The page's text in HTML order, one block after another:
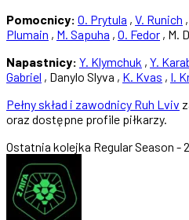
Pomocnicy: O. Prytula , V. Runich ,
Plumain , M. Sapuha , O. Fedor , M.
Napastnicy: Y. Klymchuk , Y.
Gabriel , Danylo Slyva , K. Kvas , I.
Pełny skład i zawodnicy Ruh Lviv
oraz dostępne profile piłkarzy.
Ostatnia kolejka Regular Season - 2